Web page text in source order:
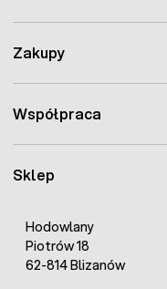
Sklep
Hodowlany
Piotrów 18
62-814 Blizanów
Zakupy
Współpraca